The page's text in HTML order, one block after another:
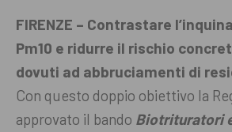
FIRENZE – Contrastare
Pm10 e ridurre il rischio
dovuti ad abbruciamenti di
Con questo doppio obiettivo la
approvato il bando Biotrituratori